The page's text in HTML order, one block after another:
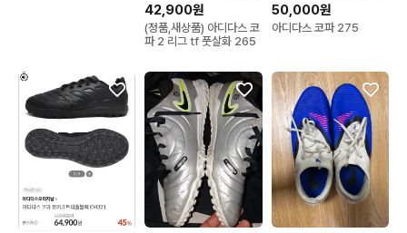
42,900원
(정품,새상품) 아디다스 코
파 2 리그 tf 풋살화 265
50,000원
아디다스 코파 275